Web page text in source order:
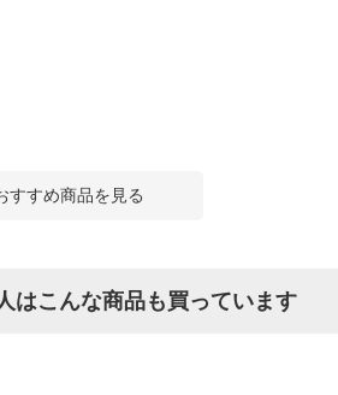
すすめ商品を見る
はこんな商品も買っています